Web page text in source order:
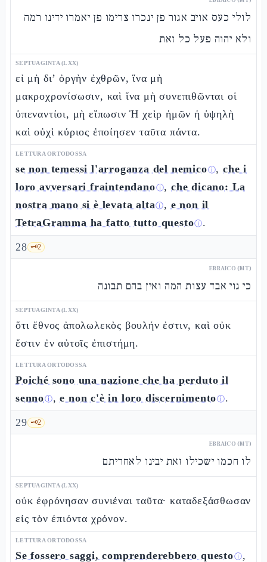
לולי כעס אויב אגור פן ינכרו צרימו פן יאמרו ידינו רמה
ולא יהוה פעל כל זאת
SEPTUAGINTA (LXX)
εἰ μὴ δι’ ὀργὴν ἐχθρῶν, ἵνα μὴ
μακροχρονίσωσιν, καὶ ἵνα μὴ συνεπιθῶνται οἱ
ὑπεναντίοι, μὴ εἴπωσιν Ἡ χεὶρ ἡμῶν ἡ ὑψηλὴ
καὶ οὐχὶ κύριος ἐποίησεν ταῦτα πάντα.
LETTURA ORTODOSSA
se non temessi l'arroganza del nemicoⓘ,che i
loro avversari fraintendanoⓘ,che dicano: La
nostra mano si è levata altaⓘ, e non il
TetraGramma ha fatto tutto questoⓘ.
28 🗝️2
EBRAICO (MT)
כי גוי אבד עצות המה ואין בהם תבונה
SEPTUAGINTA (LXX)
ὅτι ἔθνος ἀπολωλεκὸς βουλήν ἐστιν, καὶ οὐκ
ἔστιν ἐν αὐτοῖς ἐπιστήμη.
LETTURA ORTODOSSA
Poiché sono una nazione che ha perduto il
sennoⓘ,e non c'è in loro discernimentoⓘ.
29 🗝️2
EBRAICO (MT)
לו חכמו ישכילו זאת יבינו לאחריתם
SEPTUAGINTA (LXX)
οὐκ ἐφρόνησαν συνιέναι ταῦτα· καταδεξάσθωσαν
εἰς τὸν ἐπιόντα χρόνον.
LETTURA ORTODOSSA
Se fossero saggi, comprenderebbero questoⓘ,